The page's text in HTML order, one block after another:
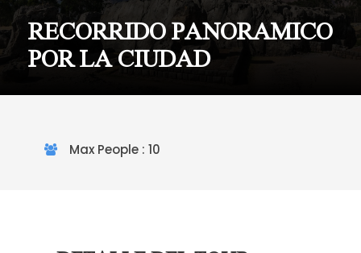
RECORRIDO PANORAMICO
POR LA CIUDAD
Max People : 10